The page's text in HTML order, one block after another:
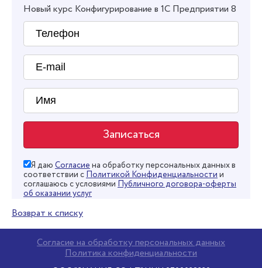
Новый курс Конфигурирование в 1С Предприятии 8
Я даю Согласиена обработку персональных данных в
соответствии сПолитикой Конфиденциальностии
соглашаюсь с условиями Публичного договора-оферты
об оказании услуг
Возврат к списку
Согласие на обработку персональных данных
Политика конфиденциальности